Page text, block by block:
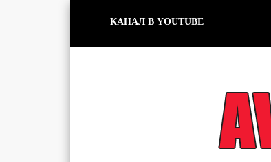
КАНАЛ В YOUTUBE